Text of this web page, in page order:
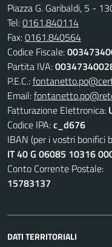
Piazza G. Garibaldi, 5 -
Tel:0161.840114
Fax:0161.840564
Codice Fiscale:
Partita IVA:
P.E.C.:
Email:
Fatturazione Elettronica:
Codice IPA:c_d676
IBAN (per i vostri bonifici
IT 40 G 06085 10316
Conto Corrente Postale:
15783137
DATI TERRITORIALI